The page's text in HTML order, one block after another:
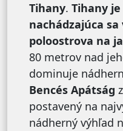
Tihany. Tihany
nachádzajúca
poloostrova na
80 metrov nad
dominuje
Bencés Apátság
postavený na
nádherný výhľad